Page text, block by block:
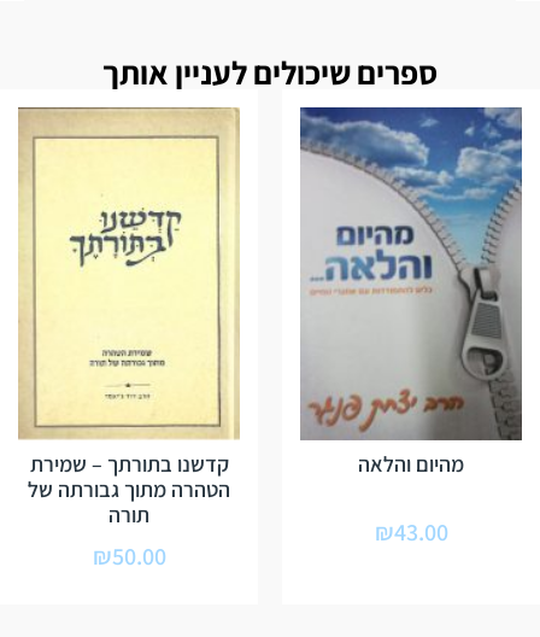
ספרים שיכולים לעניין אותך
מהיום והלאה
₪43.00
קדשנו בתורתך – שמירת
הטהרה מתוך גבורתה של
תורה
₪50.00